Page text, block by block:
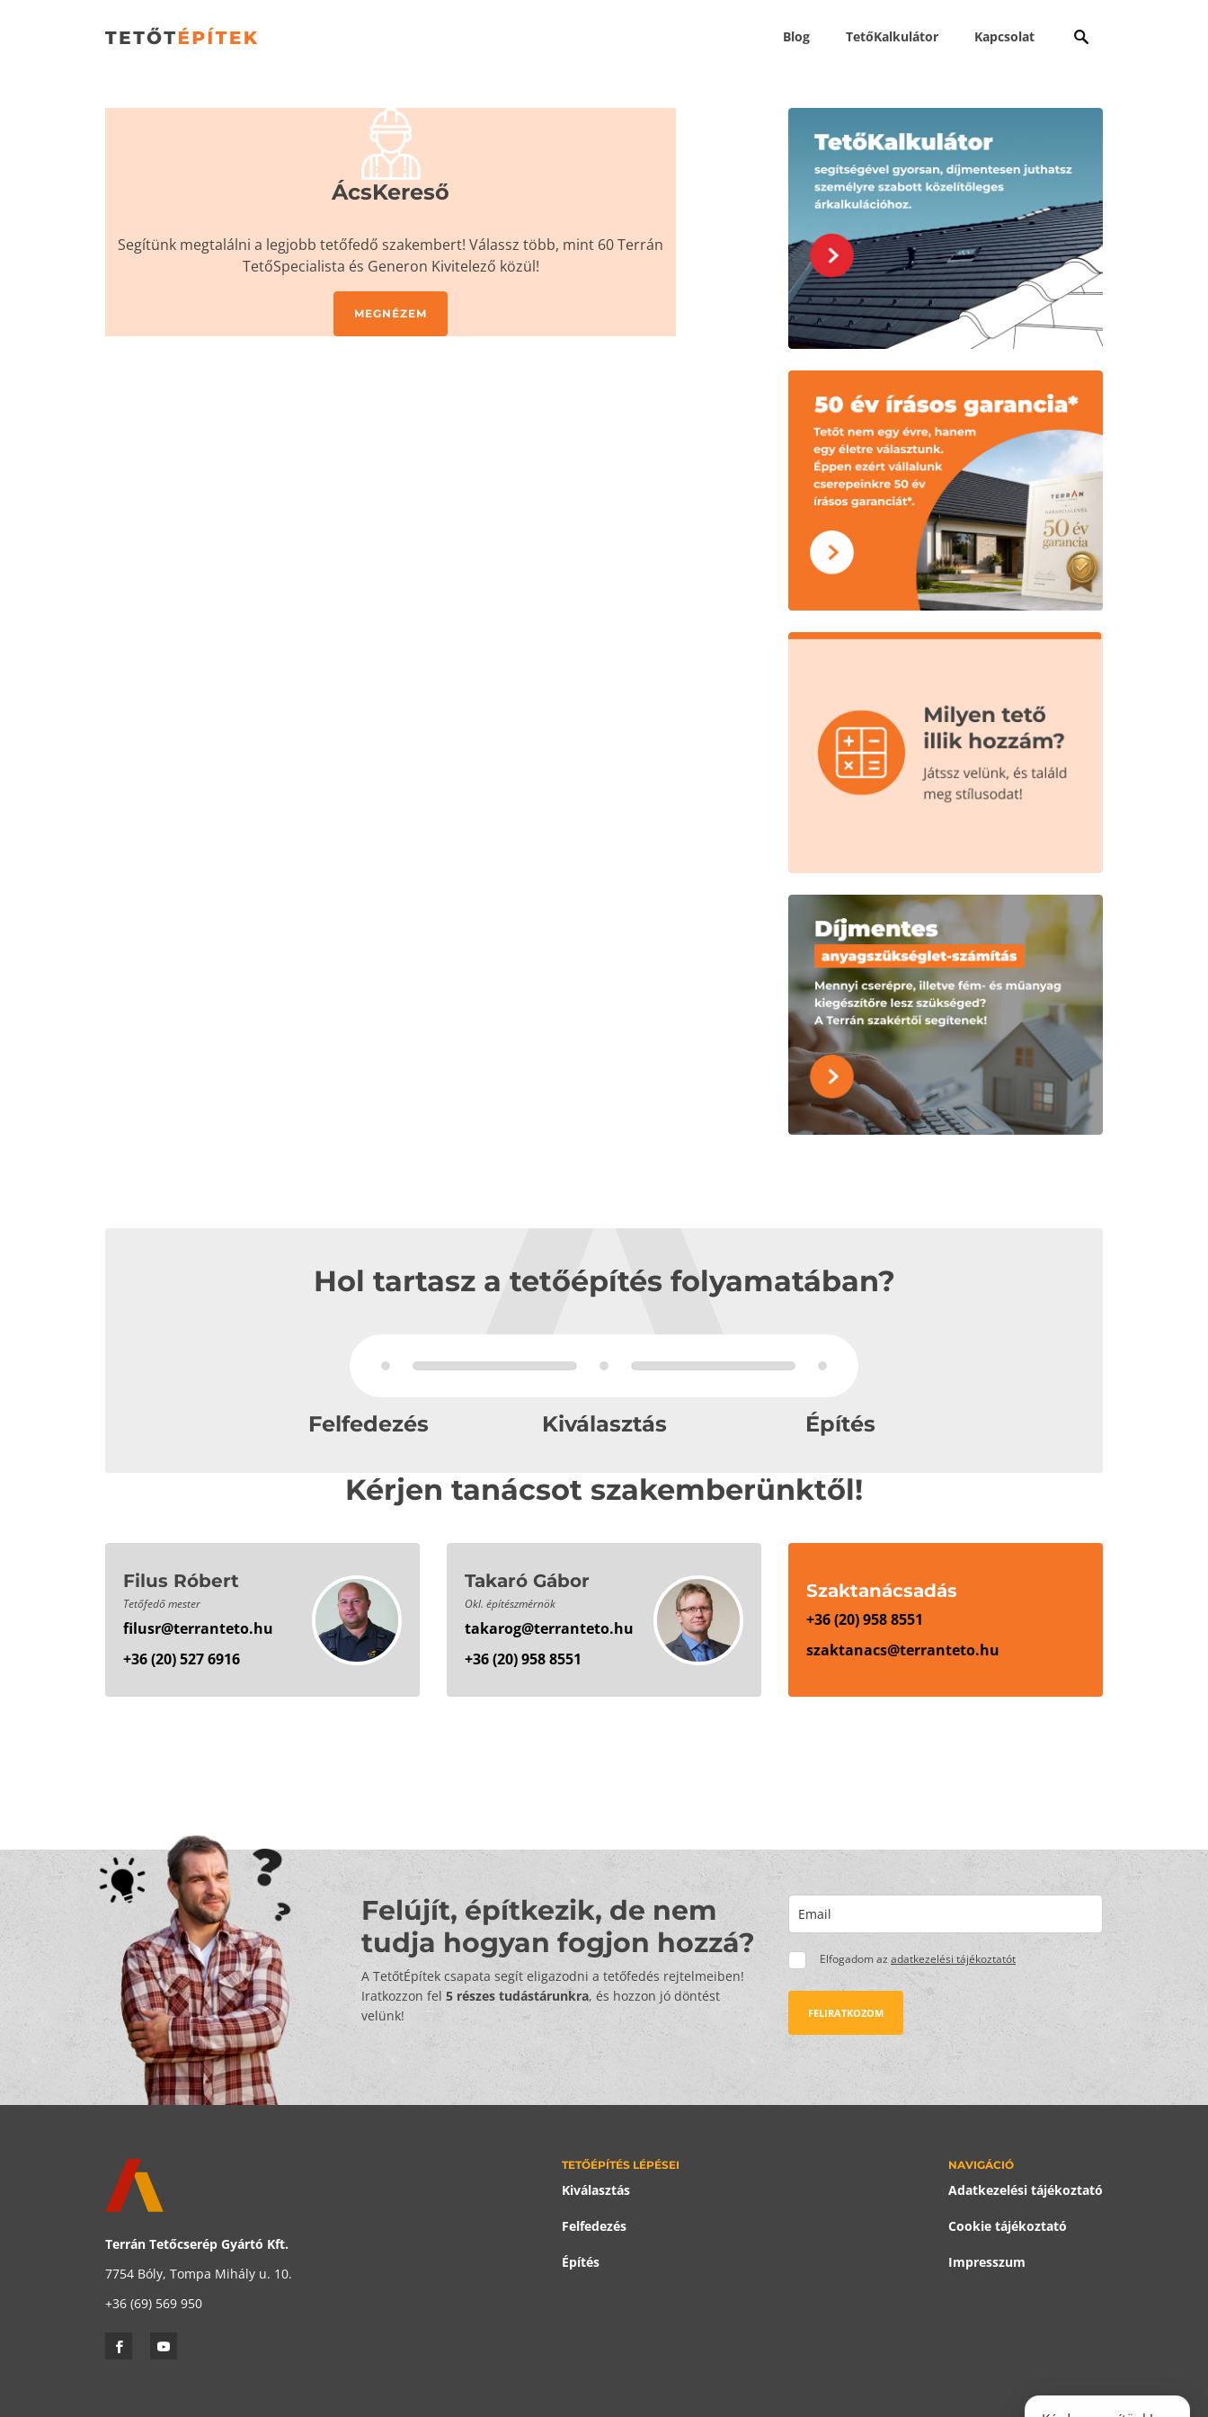
Blog TetőKalkulátor Kapcsolat Keresés:
ÁcsKereső
Segítünk megtalálni a legjobb tetőfedő szakembert! Válassz több, mint 60 Terrán
TetőSpecialista és Generon Kivitelező közül!
MEGNÉZEM
Hol tartasz a tetőépítés folyamatában?
Felfedezés Kiválasztás Építés
Kérjen tanácsot szakemberünktől!
Filus Róbert
Tetőfedő mester
filusr@terranteto.hu
+36 (20) 527 6916
Takaró Gábor
Okl. építészmérnök
takarog@terranteto.hu
+36 (20) 958 8551
Szaktanácsadás
+36 (20) 958 8551
szaktanacs@terranteto.hu
Felújít, építkezik, de nem
tudja hogyan fogjon hozzá?
A TetőtÉpítek csapata segít eligazodni a tetőfedés rejtelmeiben!
Iratkozzon fel 5 részes tudástárunkra, és hozzon jó döntést
velünk!
Elfogadom az adatkezelési tájékoztatót
FELIRATKOZOM
Terrán Tetőcserép Gyártó Kft.
7754 Bóly, Tompa Mihály u. 10.
+36 (69) 569 950
TETŐÉPÍTÉS LÉPÉSEI
Kiválasztás
Felfedezés
Építés
NAVIGÁCIÓ
Adatkezelési tájékoztató
Cookie tájékoztató
Impresszum